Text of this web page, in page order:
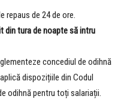
repaus de 24 de ore.
din tura de noapte să intru
concediul de odihnă
dispozițiile din Codul
odihnă pentru toți salariații.